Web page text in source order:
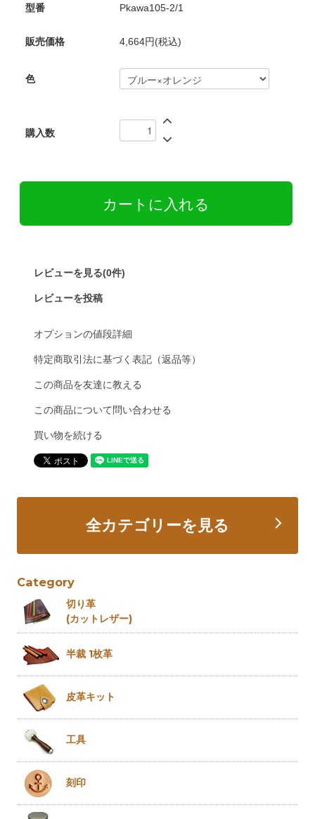
型番 Pkawa105-2/1
販売価格 4,664円(税込)
色
購入数
レビューを見る(0件)
レビューを投稿
オプションの値段詳細
特定商取引法に基づく表記（返品等）
この商品を友達に教える
この商品について問い合わせる
買い物を続ける
全カテゴリーを見る
Category
切り革
(カットレザー)
半裁 1枚革
皮革キット
工具
刻印